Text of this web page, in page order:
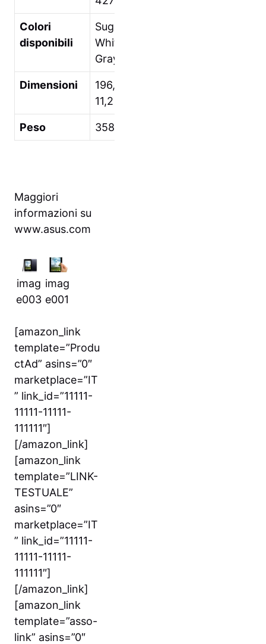
Colori
disponibili
Sugar
White/Titanium
Gray
Dimensioni
196,2x 119,2x
11,2 mm
Peso 358 grammi
Maggiori
informazioni su
www.asus.com
imag
e003
imag
e001
[amazon_link
template=”Produ
ctAd” asins=”0″
marketplace=”IT
” link_id=”11111-
11111-11111-
111111″]
[/amazon_link]
[amazon_link
template=”LINK-
TESTUALE”
asins=”0″
marketplace=”IT
” link_id=”11111-
11111-11111-
111111″]
[/amazon_link]
[amazon_link
template=”asso-
link” asins=”0″